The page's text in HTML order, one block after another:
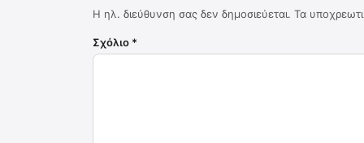
Η ηλ. διεύθυνση σας δεν δημοσιεύεται. Τα
Σχόλιο *